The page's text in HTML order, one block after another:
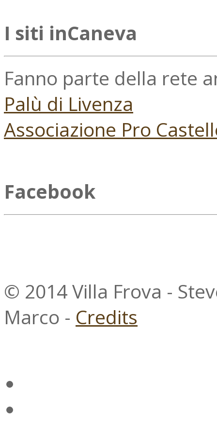
I siti inCaneva
Fanno parte della rete
Palù di Livenza
Associazione Pro
Facebook
© 2014 Villa Frova -
Marco - Credits